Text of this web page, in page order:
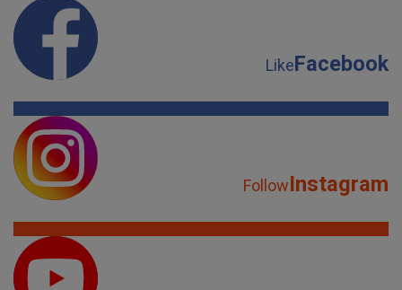
LikeFacebook
FollowInstagram